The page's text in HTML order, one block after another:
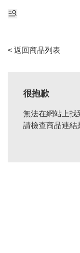
< 返回商品列表
很抱歉
無法在網站上找
請檢查商品連結